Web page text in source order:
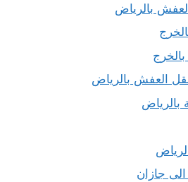
بالرياض
العفش بالرياض
جازان